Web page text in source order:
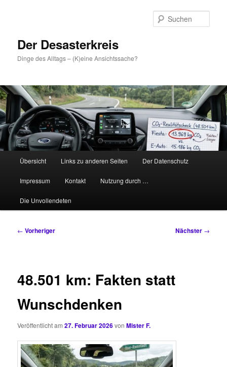
Der Desasterkreis
Dinge des Alltags – (K)eine Ansichtssache?
HauptmenüÜbersicht Links zu anderen Seiten Der Datenschutz
Impressum Kontakt Nutzung durch …
Die Unvollendeten
Beitragsnavigation
← Vorheriger Nächster →
48.501 km: Fakten statt
Wunschdenken
Veröffentlicht am27. Februar 2026vonMister F.